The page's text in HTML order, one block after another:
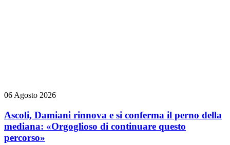
06 Agosto 2026
Ascoli, Damiani rinnova e si conferma il perno della
mediana: «Orgoglioso di continuare questo
percorso»